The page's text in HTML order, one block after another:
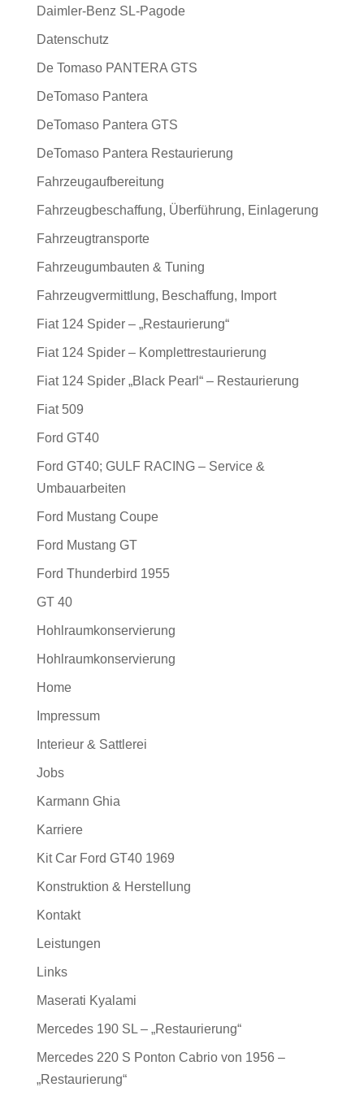
Daimler-Benz SL-Pagode
Datenschutz
De Tomaso PANTERA GTS
DeTomaso Pantera
DeTomaso Pantera GTS
DeTomaso Pantera Restaurierung
Fahrzeugaufbereitung
Fahrzeugbeschaffung, Überführung, Einlagerung
Fahrzeugtransporte
Fahrzeugumbauten & Tuning
Fahrzeugvermittlung, Beschaffung, Import
Fiat 124 Spider – „Restaurierung“
Fiat 124 Spider – Komplettrestaurierung
Fiat 124 Spider „Black Pearl“ – Restaurierung
Fiat 509
Ford GT40
Ford GT40; GULF RACING – Service &
Umbauarbeiten
Ford Mustang Coupe
Ford Mustang GT
Ford Thunderbird 1955
GT 40
Hohlraumkonservierung
Hohlraumkonservierung
Home
Impressum
Interieur & Sattlerei
Jobs
Karmann Ghia
Karriere
Kit Car Ford GT40 1969
Konstruktion & Herstellung
Kontakt
Leistungen
Links
Maserati Kyalami
Mercedes 190 SL – „Restaurierung“
Mercedes 220 S Ponton Cabrio von 1956 –
„Restaurierung“